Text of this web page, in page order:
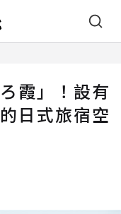
霞」！設有
日式旅宿空